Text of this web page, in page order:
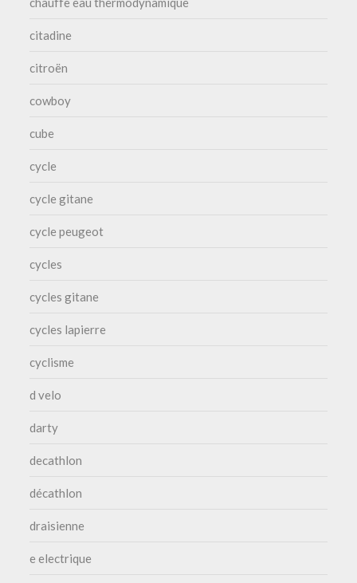
citadine
citroën
cowboy
cube
cycle
cycle gitane
cycle peugeot
cycles
cycles gitane
cycles lapierre
cyclisme
d velo
darty
decathlon
décathlon
draisienne
e electrique